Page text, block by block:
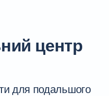
центр
для подальшого